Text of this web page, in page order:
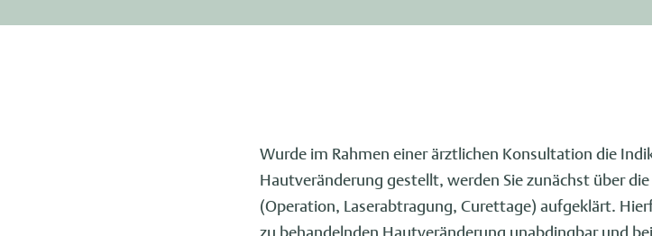
Wurde im Rahmen einer ärztlichen Konsultation die
Hautveränderung gestellt, werden Sie zunächst über
(Operation, Laserabtragung, Curettage) aufgeklärt.
zu behandelnden Hautveränderung unabdingbar und